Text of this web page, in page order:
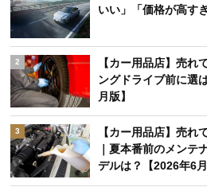
いい」「価格が高す
2
【カー用品店】売れ
ングドライブ前に選
月版】
3
【カー用品店】売れ
｜夏本番前のメンテ
デルは？【2026年6月